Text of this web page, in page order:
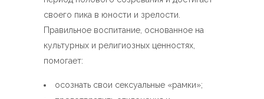
своего пика в юности и зрелости.
Правильное воспитание, основанное на
культурных и религиозных ценностях,
помогает:
осознать свои сексуальные «рамки»;